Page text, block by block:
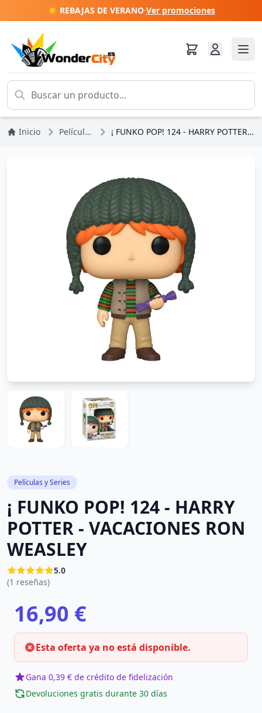
☀️ REBAJAS DE VERANO·Ver promociones
Inicio Películas y Series ¡ FUNKO POP! 124 - HARRY POTTER - VACACIONES RON WEASLEY
Películas y Series
¡ FUNKO POP! 124 - HARRY
POTTER - VACACIONES RON
WEASLEY
5.0
(1 reseñas)
16,90 €
Esta oferta ya no está disponible.
Gana 0,39 € de crédito de fidelización
Devoluciones gratis durante 30 días